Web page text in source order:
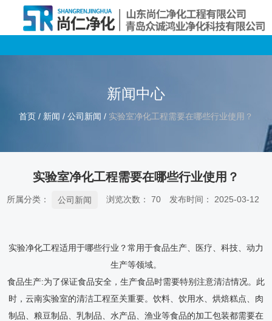
新闻中心
首页 / 新闻 / 公司新闻 / 实验室净化工程需要在哪些行业使用？
实验室净化工程需要在哪些行业使用？
所属分类： 公司新闻 浏览次数： 70 发布时间： 2025-03-12
实验净化工程适用于哪些行业？常用于食品生产、医疗、科技、动力
生产等领域。
食品生产:为了保证食品安全，生产食品时需要特别注意清洁情况。此
时，云南实验室的清洁工程至关重要。饮料、饮用水、烘焙糕点、肉
制品、粮豆制品、乳制品、水产品、渔业等食品的加工包装都需要在